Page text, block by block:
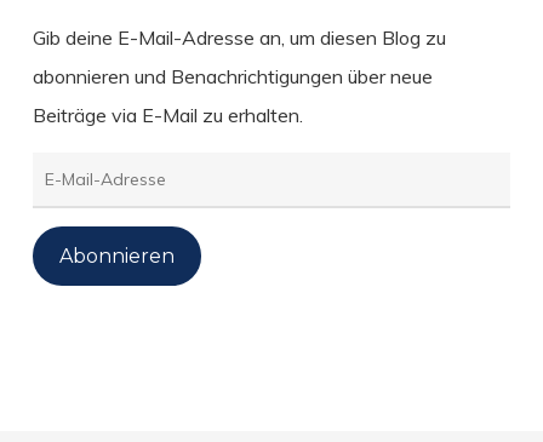
Gib deine E-Mail-Adresse an, um diesen Blog zu
abonnieren und Benachrichtigungen über neue
Beiträge via E-Mail zu erhalten.
E-
Mail-
Adresse
Abonnieren